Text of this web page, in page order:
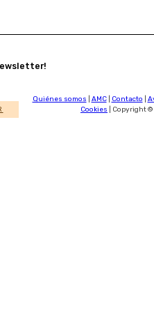
Quiénes somos AMC| Contacto
Cookies | Copyright